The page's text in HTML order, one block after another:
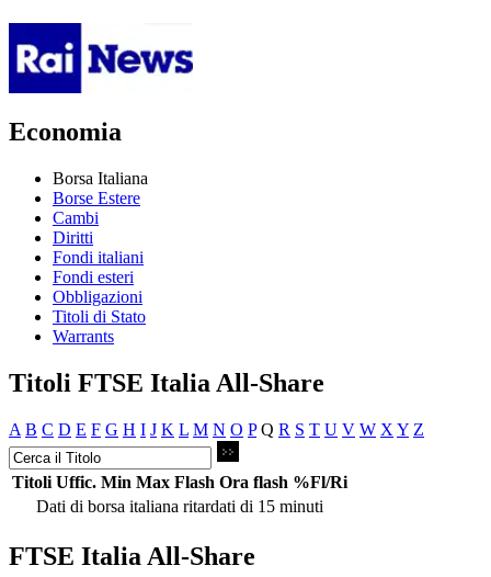
Economia
Borsa Italiana
Borse Estere
Cambi
Diritti
Fondi italiani
Fondi esteri
Obbligazioni
Titoli di Stato
Warrants
Titoli FTSE Italia All-Share
A B C D E F G H I J K L M N O P Q R S T U V W X Y Z
Titoli Uffic. Min Max Flash Ora flash %Fl/Ri
Dati di borsa italiana ritardati di 15 minuti
FTSE Italia All-Share